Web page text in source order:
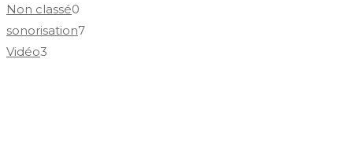
Non classé0
sonorisation7
Vidéo3